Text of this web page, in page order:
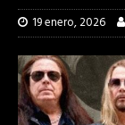
19 enero, 2026